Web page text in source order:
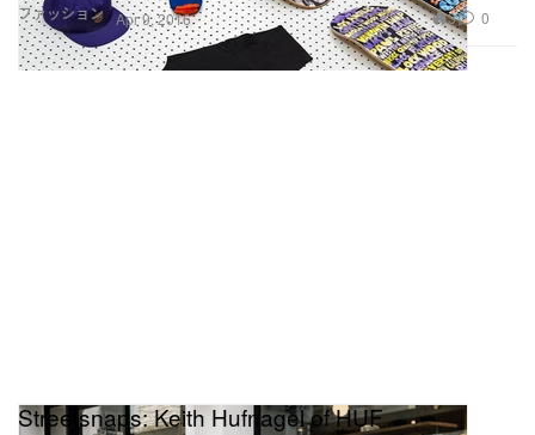
ファッション Apr 9, 2016 3 0
Streetsnaps: Keith Hufnagel of HUF